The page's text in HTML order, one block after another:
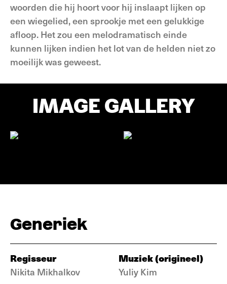
woorden die hij hoort voor hij inslaapt lijken op
een wiegelied, een sprookje met een gelukkige
afloop. Het zou een melodramatisch einde
kunnen lijken indien het lot van de helden niet zo
moeilijk was geweest.
IMAGE GALLERY
Generiek
Regisseur
Nikita Mikhalkov
Muziek (origineel)
Yuliy Kim